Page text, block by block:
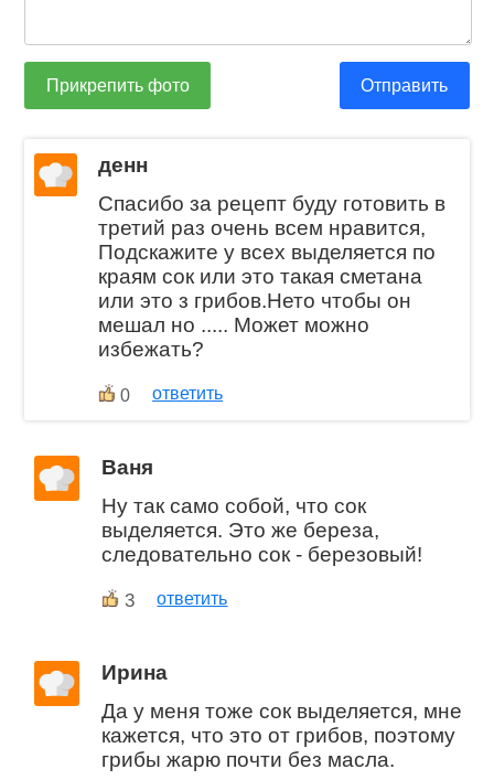
Прикрепить фото Отправить
денн
Спасибо за рецепт буду готовить в
третий раз очень всем нравится,
Подскажите у всех выделяется по
краям сок или это такая сметана
или это з грибов.Нето чтобы он
мешал но ..... Может можно
избежать?
0 ответить
Ваня
Ну так само собой, что сок
выделяется. Это же береза,
следовательно сок - березовый!
3 ответить
Ирина
Да у меня тоже сок выделяется, мне
кажется, что это от грибов, поэтому
грибы жарю почти без масла.